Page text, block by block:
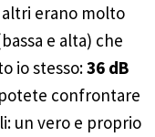
erano molto
e alta) che
io stesso:36 dB
confrontare
un vero e proprio